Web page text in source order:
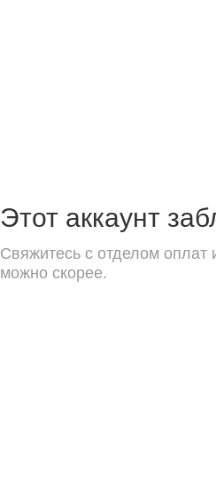
Этот аккаунт
Свяжитесь с отделом оплат
можно скорее.